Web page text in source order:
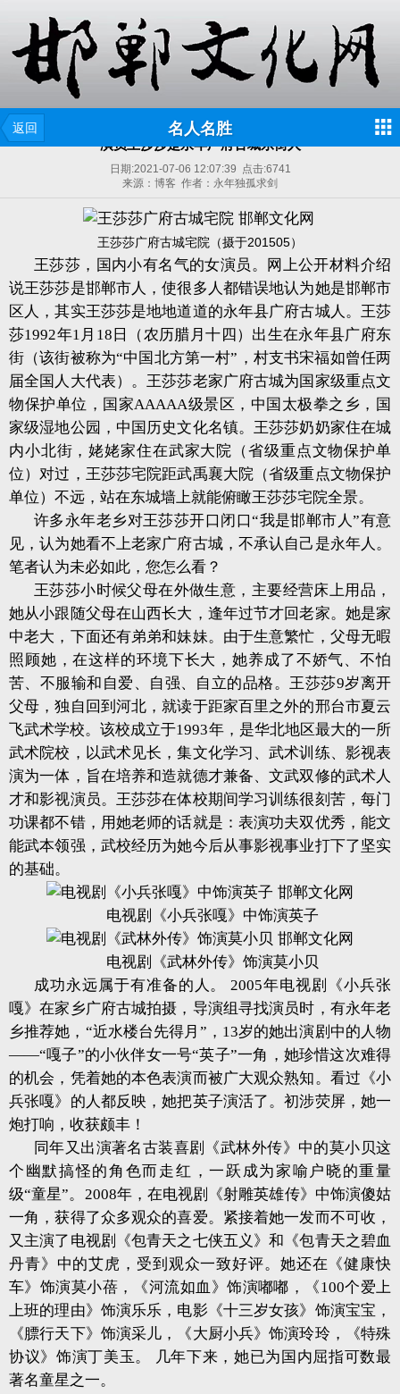
返回 名人名胜
演员王莎莎是永年广府古城东街人
日期:2021-07-06 12:07:39 点击:6741
来源：博客 作者：永年独孤求剑
王莎莎广府古城宅院（摄于201505）
王莎莎，国内小有名气的女演员。网上公开材料介绍
说王莎莎是邯郸市人，使很多人都错误地认为她是邯郸市
区人，其实王莎莎是地地道道的永年县广府古城人。王莎
莎1992年1月18日（农历腊月十四）出生在永年县广府东
街（该街被称为“中国北方第一村”，村支书宋福如曾任两
届全国人大代表）。王莎莎老家广府古城为国家级重点文
物保护单位，国家AAAAA级景区，中国太极拳之乡，国
家级湿地公园，中国历史文化名镇。王莎莎奶奶家住在城
内小北街，姥姥家住在武家大院（省级重点文物保护单
位）对过，王莎莎宅院距武禹襄大院（省级重点文物保护
单位）不远，站在东城墙上就能俯瞰王莎莎宅院全景。
许多永年老乡对王莎莎开口闭口“我是邯郸市人”有意
见，认为她看不上老家广府古城，不承认自己是永年人。
笔者认为未必如此，您怎么看？
王莎莎小时候父母在外做生意，主要经营床上用品，
她从小跟随父母在山西长大，逢年过节才回老家。她是家
中老大，下面还有弟弟和妹妹。由于生意繁忙，父母无暇
照顾她，在这样的环境下长大，她养成了不娇气、不怕
苦、不服输和自爱、自强、自立的品格。王莎莎9岁离开
父母，独自回到河北，就读于距家百里之外的邢台市夏云
飞武术学校。该校成立于1993年，是华北地区最大的一所
武术院校，以武术见长，集文化学习、武术训练、影视表
演为一体，旨在培养和造就德才兼备、文武双修的武术人
才和影视演员。王莎莎在体校期间学习训练很刻苦，每门
功课都不错，用她老师的话就是：表演功夫双优秀，能文
能武本领强，武校经历为她今后从事影视事业打下了坚实
的基础。
电视剧《小兵张嘎》中饰演英子
电视剧《武林外传》饰演莫小贝
成功永远属于有准备的人。 2005年电视剧《小兵张
嘎》在家乡广府古城拍摄，导演组寻找演员时，有永年老
乡推荐她，“近水楼台先得月”，13岁的她出演剧中的人物
——“嘎子”的小伙伴女一号“英子”一角，她珍惜这次难得
的机会，凭着她的本色表演而被广大观众熟知。看过《小
兵张嘎》的人都反映，她把英子演活了。初涉荧屏，她一
炮打响，收获颇丰！
同年又出演著名古装喜剧《武林外传》中的莫小贝这
个幽默搞怪的角色而走红，一跃成为家喻户晓的重量
级“童星”。2008年，在电视剧《射雕英雄传》中饰演傻姑
一角，获得了众多观众的喜爱。紧接着她一发而不可收，
又主演了电视剧《包青天之七侠五义》和《包青天之碧血
丹青》中的艾虎，受到观众一致好评。她还在《健康快
车》饰演莫小蓓，《河流如血》饰演嘟嘟，《100个爱上
上班的理由》饰演乐乐，电影《十三岁女孩》饰演宝宝，
《膘行天下》饰演采儿，《大厨小兵》饰演玲玲，《特殊
协议》饰演丁美玉。 几年下来，她已为国内屈指可数最
著名童星之一。